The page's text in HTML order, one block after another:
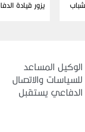
يزور قيادة
الوكيل المساعد
للسياسات والاتصال
الدفاعي يستقبل